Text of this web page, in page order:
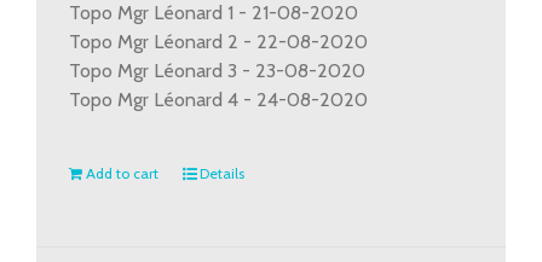
Topo Mgr Léonard 1 - 21-08-2020
Topo Mgr Léonard 2 - 22-08-2020
Topo Mgr Léonard 3 - 23-08-2020
Topo Mgr Léonard 4 - 24-08-2020
Add to cart Details